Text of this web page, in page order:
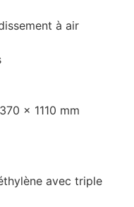
à air
x 1110 mm
avec triple